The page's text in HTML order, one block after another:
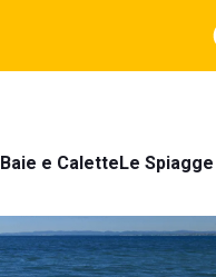
Baie e CaletteLe